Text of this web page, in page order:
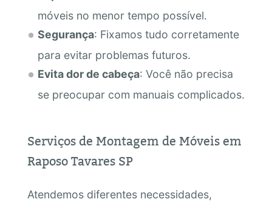
móveis no menor tempo possível.
Segurança: Fixamos tudo corretamente
para evitar problemas futuros.
Evita dor de cabeça: Você não precisa
se preocupar com manuais complicados.
Serviços de Montagem de Móveis em
Raposo Tavares SP
Atendemos diferentes necessidades,